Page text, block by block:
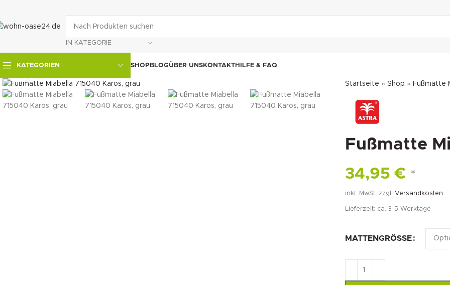
IN KATEGORIE
KATEGORIEN SHOPBLOGÜBER UNSKONTAKTHILFE & FAQ
klicken um zu vergrößern
Startseite » Shop » Fußmatte
Fußmatte
34,95€ *
inkl. MwSt. zzgl. Versandkosten
Lieferzeit: ca. 3-5 Werktage
MATTENGRÖSSE